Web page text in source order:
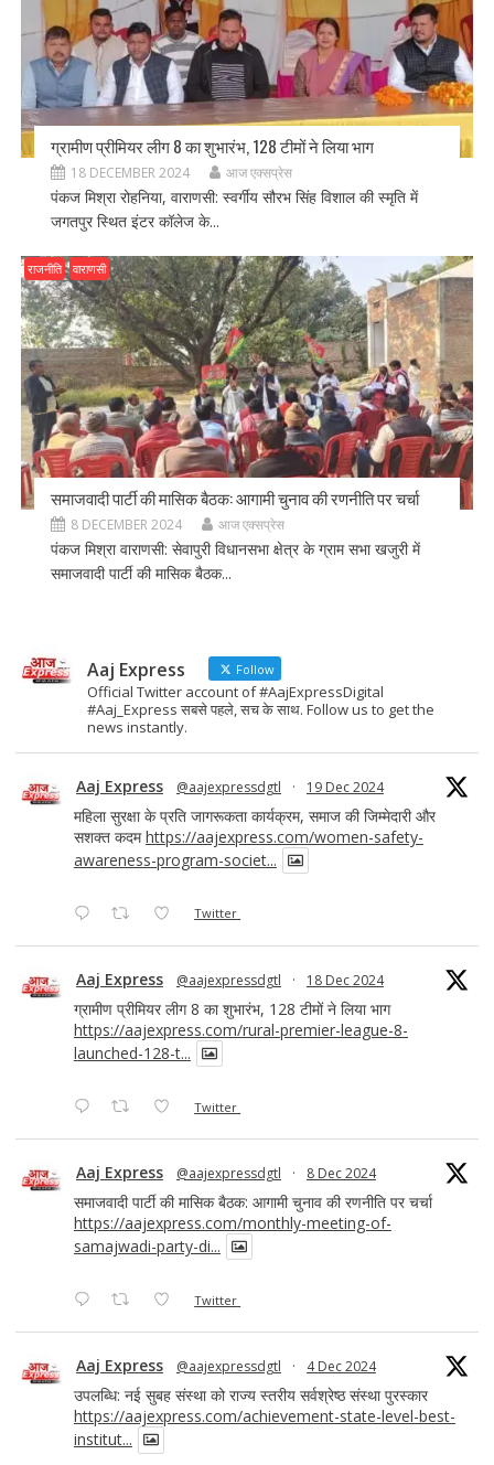
ग्रामीण प्रीमियर लीग 8 का शुभारंभ, 128 टीमों ने लिया भाग
18 DECEMBER 2024 आज एक्सप्रेस
पंकज मिश्रा रोहनिया, वाराणसी: स्वर्गीय सौरभ सिंह विशाल की स्मृति में
जगतपुर स्थित इंटर कॉलेज के...
राजनीति वाराणसी
समाजवादी पार्टी की मासिक बैठक: आगामी चुनाव की रणनीति पर चर्चा
8 DECEMBER 2024 आज एक्सप्रेस
पंकज मिश्रा वाराणसी: सेवापुरी विधानसभा क्षेत्र के ग्राम सभा खजुरी में
समाजवादी पार्टी की मासिक बैठक...
Aaj Express Follow
Official Twitter account of #AajExpressDigital
#Aaj_Express सबसे पहले, सच के साथ. Follow us to get the
news instantly.
Aaj Express @aajexpressdgtl · 19 Dec 2024
महिला सुरक्षा के प्रति जागरूकता कार्यक्रम, समाज की जिम्मेदारी और
सशक्त कदमhttps://aajexpress.com/women-safety-
awareness-program-societ...
Twitter
Aaj Express @aajexpressdgtl · 18 Dec 2024
ग्रामीण प्रीमियर लीग 8 का शुभारंभ, 128 टीमों ने लिया भाग
https://aajexpress.com/rural-premier-league-8-
launched-128-t...
Twitter
Aaj Express @aajexpressdgtl · 8 Dec 2024
समाजवादी पार्टी की मासिक बैठक: आगामी चुनाव की रणनीति पर चर्चा
https://aajexpress.com/monthly-meeting-of-
samajwadi-party-di...
Twitter
Aaj Express @aajexpressdgtl · 4 Dec 2024
उपलब्धि: नई सुबह संस्था को राज्य स्तरीय सर्वश्रेष्ठ संस्था पुरस्कार
https://aajexpress.com/achievement-state-level-best-
institut...